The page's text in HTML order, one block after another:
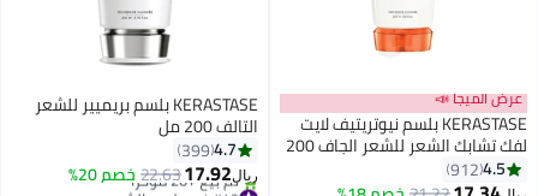
عرض الميجا 📣
KERASTASE بلسم نيوتريتيف لايت
لفك تشابك الشعر للشعر الجاف 200
مل4.5
912#13 في بلسم الشعر
KERASTASE بلسم بريميير للشعر
التالف 200 مل
4.7
399
ريال17.92
22.63خصم 20%
#42 في بلسم الشعر
تم بيع +20 مؤخرًا